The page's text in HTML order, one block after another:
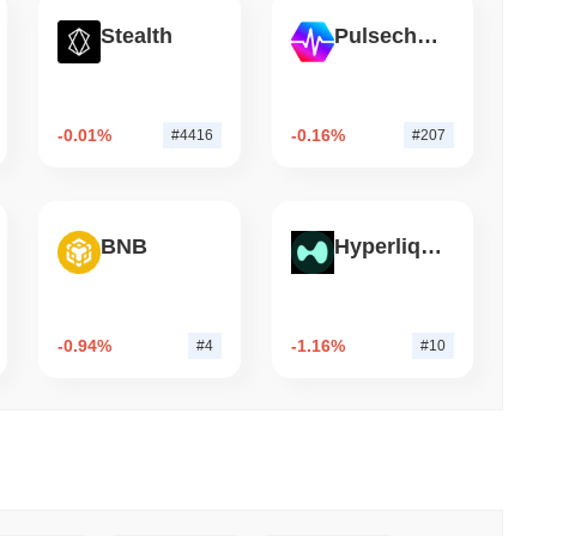
von LayerZero sich der 15...
Stealth
-0.01% #4416
Pulsechain
-0.16% #207
BNB
-0.94% #4
Hyperliquid
-1.16% #10